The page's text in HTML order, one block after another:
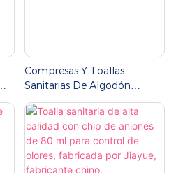
Compresas Y Toallas
Sanitarias De Algodón
Orgánico De Marca Propia